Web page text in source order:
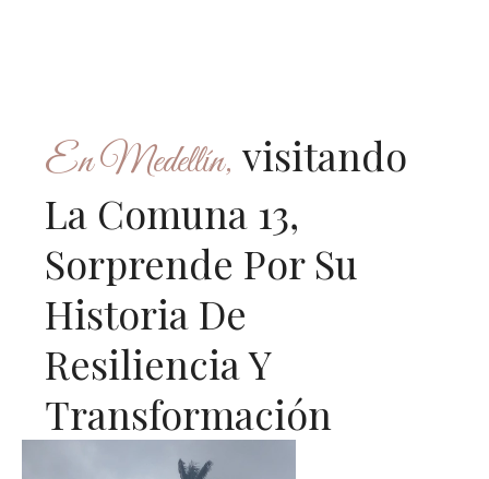
En Medellín, vIsitando
La Comuna 13,
Sorprende Por Su
Historia De
Resiliencia Y
Transformación